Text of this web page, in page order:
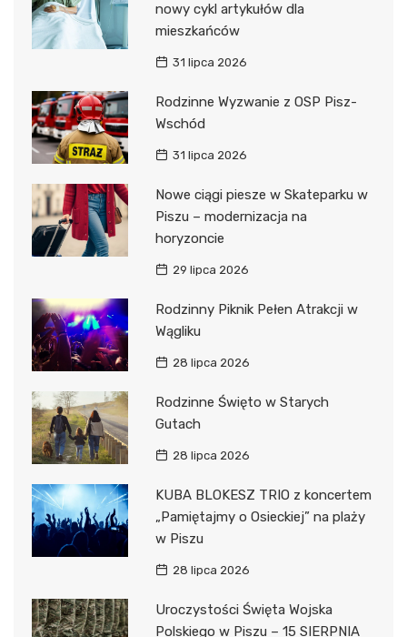
nowy cykl artykułów dla
mieszkańców
31 lipca 2026
Rodzinne Wyzwanie z OSP Pisz-
Wschód
31 lipca 2026
Nowe ciągi piesze w Skateparku w
Piszu – modernizacja na
horyzoncie
29 lipca 2026
Rodzinny Piknik Pełen Atrakcji w
Wągliku
28 lipca 2026
Rodzinne Święto w Starych
Gutach
28 lipca 2026
KUBA BLOKESZ TRIO z koncertem
„Pamiętajmy o Osieckiej” na plaży
w Piszu
28 lipca 2026
Uroczystości Święta Wojska
Polskiego w Piszu – 15 SIERPNIA